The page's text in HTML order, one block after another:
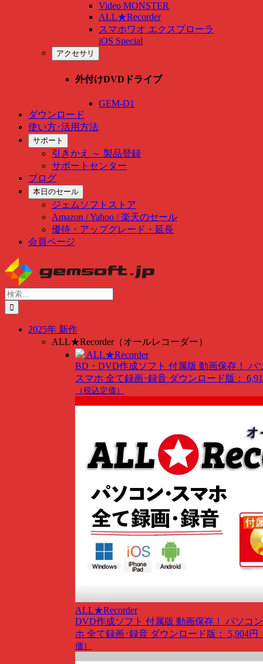
Video MONSTER
ALL★Recorder
スマホワオ エクスプローラ
iOS Special
アクセサリ
外付けDVDドライブ
GEM-D1
ダウンロード
使い方･活用方法
サポート
引きかえ ～ 製品登録
サポートセンター
ブログ
本日のセール
ジェムソフトストア
Amazon / Yahoo / 楽天のセール
優待・アップグレード・延長
会員ページ
Skip
to
content
検
索
…
2025年 新作
ALL★Recorder（オールレコーダー）
ALL★Recorder
BD・DVD作成ソフト 付属版 動画保存！ パ
スマホ 全て録画･録音 ダウンロード版：
（税込定価）
ALL★Recorder
DVD作成ソフト 付属版 動画保存！ パソコ
ホ 全て録画･録音 ダウンロード版： 5,904円
価）